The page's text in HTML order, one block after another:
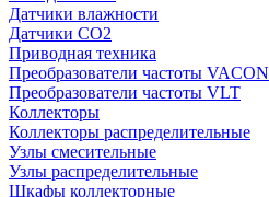
Датчики влажности
Датчики CO2
Приводная техника
Преобразователи частоты VACON
Преобразователи частоты VLT
Коллекторы
Коллекторы распределительные
Узлы смесительные
Узлы распределительные
Шкафы коллекторные